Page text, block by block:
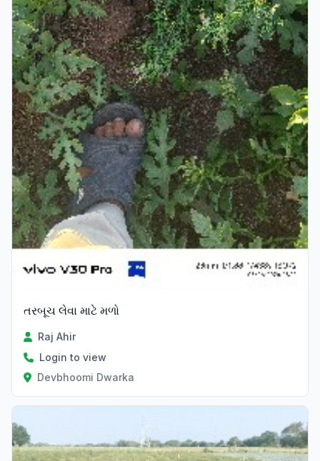
તરબૂચ લેવા માટે મળો
Raj Ahir
Login to view
Devbhoomi Dwarka